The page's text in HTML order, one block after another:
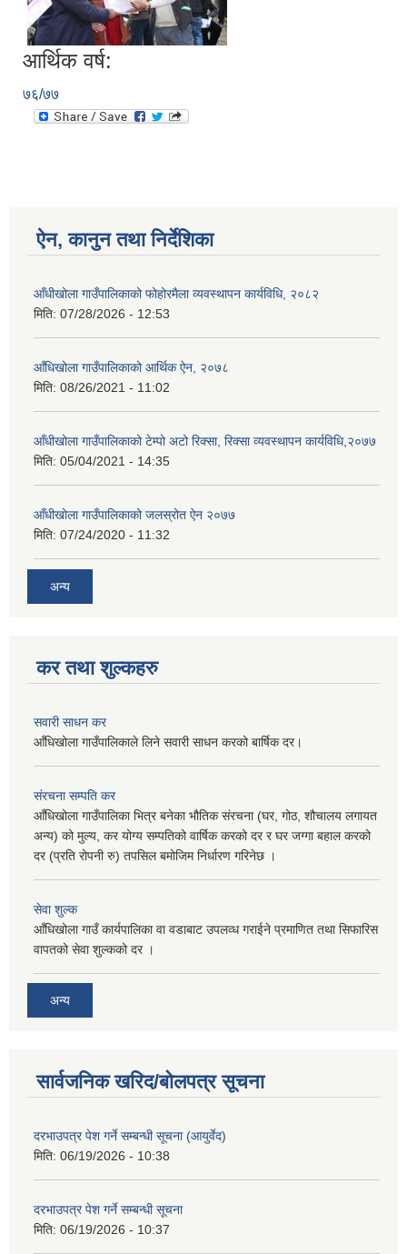
आर्थिक वर्ष:
७६/७७
ऐन, कानुन तथा निर्देशिका
आँधीखोला गाउँपालिकाको फोहोरमैला व्यवस्थापन कार्यविधि, २०८२
मिति: 07/28/2026 - 12:53
आँधिखोला गाउँपालिकाको आर्थिक ऐन, २०७८
मिति: 08/26/2021 - 11:02
आँधीखोला गाउँपालिकाको टेम्पो अटो रिक्सा, रिक्सा व्यवस्थापन कार्यविधि,२०७७
मिति: 05/04/2021 - 14:35
आँधीखोला गाउँपालिकाको जलस्रोत ऐन २०७७
मिति: 07/24/2020 - 11:32
अन्य
कर तथा शुल्कहरु
सवारी साधन कर
आँधिखोला गाउँपालिकाले लिने सवारी साधन करको बार्षिक दर।
संरचना सम्पति कर
आँधिखोला गाउँपालिका भित्र बनेका भौतिक संरचना (घर, गोठ, शौचालय लगायत
अन्य) को मुल्य, कर योग्य सम्पतिको वार्षिक करको दर र घर जग्गा बहाल करको
दर (प्रति रोपनी रु) तपसिल बमोजिम निर्धारण गरिनेछ ।
सेवा शुल्क
आँधिखोला गाउँ कार्यपालिका वा वडाबाट उपलव्ध गराईने प्रमाणित तथा सिफारिस
वापतको सेवा शुल्कको दर ।
अन्य
सार्वजनिक खरिद/बोलपत्र सूचना
दरभाउपत्र पेश गर्ने सम्बन्धी सूचना (आयुर्वेद)
मिति: 06/19/2026 - 10:38
दरभाउपत्र पेश गर्ने सम्बन्धी सूचना
मिति: 06/19/2026 - 10:37